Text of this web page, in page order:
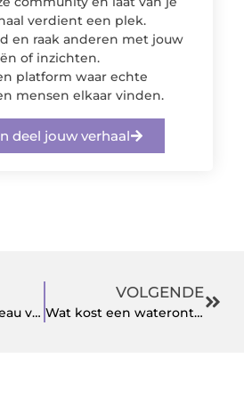
verdient een plek.
en raak anderen met jouw
of inzichten.
platform waar echte
mensen elkaar vinden.
deel jouw verhaal
Een huwelijkscadeau voor elke beurs
VOLGENDE
Wat kost een waterontharder?